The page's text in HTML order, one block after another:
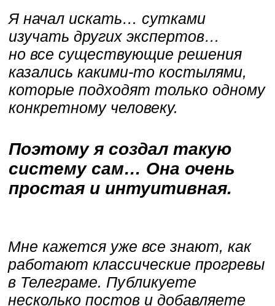
Но охваты всё ещё низкие
и реклама не окупается в десятки
раз. Хотя вроде бы всё сделано
я не добавил одну важную деталь,
которая не заставила людей
погружаться в мой блог ОЧЕНЬ
глубоко…